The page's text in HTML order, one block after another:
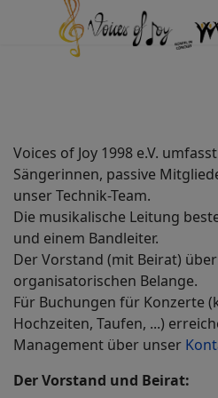
Voices of Joy 1998 e.V.
Sängerinnen, passive
unser Technik-Team.
Die musikalische Leitung
und einem Bandleiter.
Der Vorstand (mit Beirat)
organisatorischen Belange.
Für Buchungen für Konzerte
Hochzeiten, Taufen, ...)
Management über unser
Der Vorstand und Beirat: